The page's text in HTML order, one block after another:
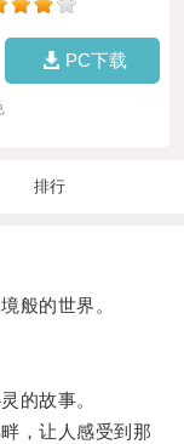
PC下载
排行
般的世界。
的故事。
，让人感受到那